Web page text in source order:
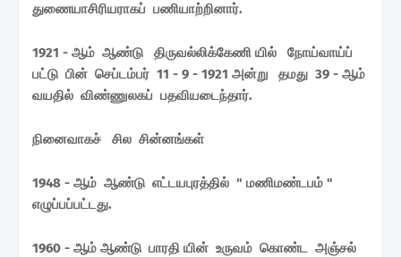
துணையாசிரியராகப் பணியாற்றினார்.
1921 - ஆம் ஆண்டு திருவல்லிக்கேணி யில் நோய்வாய்ப்
பட்டு பின் செப்டம்பர் 11 - 9 - 1921 அன்று தமது 39 - ஆம்
வயதில் விண்ணுலகப் பதவியடைந்தார்.
நினைவாகச் சில சின்னங்கள்
1948 - ஆம் ஆண்டு எட்டயபுரத்தில் " மணிமண்டபம் "
எழுப்பப்பட்டது.
1960 - ஆம் ஆண்டு பாரதி யின் உருவம் கொண்ட அஞ்சல்